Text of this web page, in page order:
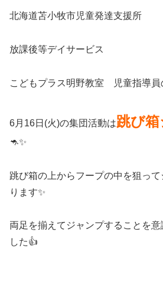
北海道苫小牧市児童発達支援所
放課後等デイサービス
こどもプラス明野教室 児童指導員
6月16日(火)の集団活動は跳び
🦘✨
跳び箱の上からフープの中を狙っ
ります✨
両足を揃えてジャンプすることを
した👍